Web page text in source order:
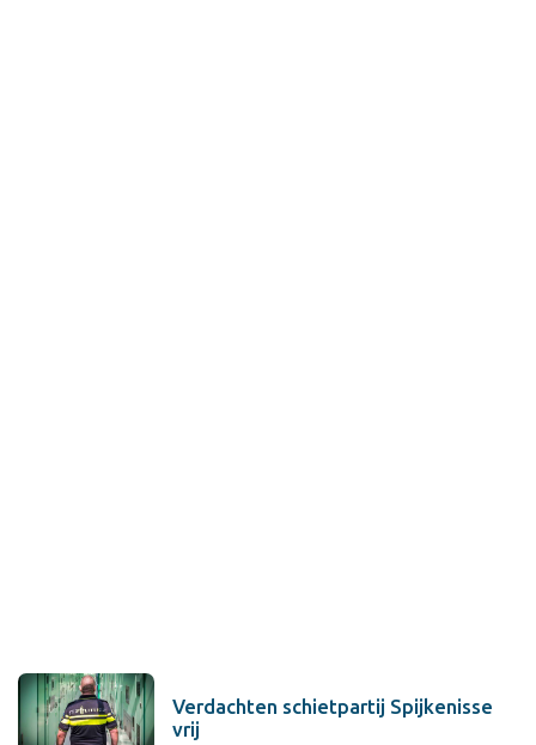
Verdachten schietpartij Spijkenisse
vrij